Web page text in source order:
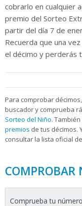
cobrarlo en cualquier
premio del Sorteo
partir del día 7 de
Recuerda que una
el décimo y perderás
Para comprobar
buscador y comprueba
Sorteo del Niño.
premios de tus décimos.
consultar la lista oficial
COMPROBAR
Comprueba tu